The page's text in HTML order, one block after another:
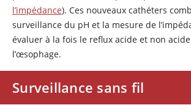
l’impédance). Ces nouveaux cathéters
surveillance du pH et la mesure de
évaluer à la fois le reflux acide et non
l’œsophage.
Surveillance sans fil